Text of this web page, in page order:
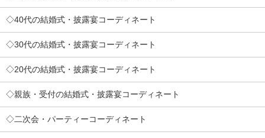
◇40代の結婚式・披露宴コーディネート
◇30代の結婚式・披露宴コーディネート
◇20代の結婚式・披露宴コーディネート
◇親族・受付の結婚式・披露宴コーディネート
◇二次会・パーティーコーディネート